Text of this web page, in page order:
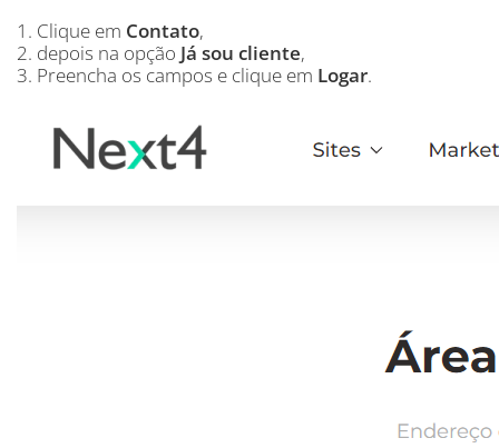
1. Clique em Contato,
2. depois na opção Já sou cliente,
3. Preencha os campos e clique em Logar.